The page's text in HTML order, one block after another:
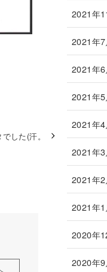
した(汗。
2021年
2021年7
2021年6
2021年5
2021年4
2021年3
2021年2
2021年1
2020年
2020年9